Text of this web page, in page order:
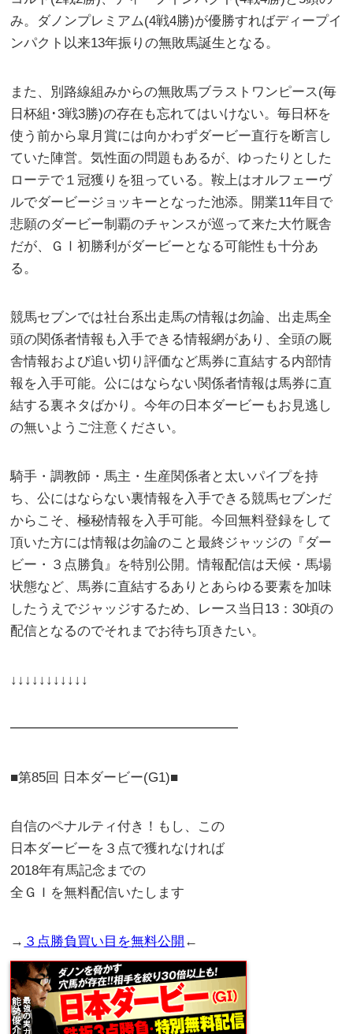
み。ダノンプレミアム(4戦4勝)が優勝すればディープイ
ンパクト以来13年振りの無敗馬誕生となる。
また、別路線組みからの無敗馬ブラストワンピース(毎
日杯組･3戦3勝)の存在も忘れてはいけない。毎日杯を
使う前から皐月賞には向かわずダービー直行を断言し
ていた陣営。気性面の問題もあるが、ゆったりとした
ローテで１冠獲りを狙っている。鞍上はオルフェーヴ
ルでダービージョッキーとなった池添。開業11年目で
悲願のダービー制覇のチャンスが巡って来た大竹厩舎
だが、ＧⅠ初勝利がダービーとなる可能性も十分あ
る。
競馬セブンでは社台系出走馬の情報は勿論、出走馬全
頭の関係者情報も入手できる情報網があり、全頭の厩
舎情報および追い切り評価など馬券に直結する内部情
報を入手可能。公にはならない関係者情報は馬券に直
結する裏ネタばかり。今年の日本ダービーもお見逃し
の無いようご注意ください。
騎手・調教師・馬主・生産関係者と太いパイプを持
ち、公にはならない裏情報を入手できる競馬セブンだ
からこそ、極秘情報を入手可能。今回無料登録をして
頂いた方には情報は勿論のこと最終ジャッジの『ダー
ビー・３点勝負』を特別公開。情報配信は天候・馬場
状態など、馬券に直結するありとあらゆる要素を加味
したうえでジャッジするため、レース当日13：30頃の
配信となるのでそれまでお待ち頂きたい。
↓↓↓↓↓↓↓↓↓↓↓
━━━━━━━━━━━━━━━━━
■第85回 日本ダービー(G1)■
自信のペナルティ付き！もし、この
日本ダービーを３点で獲れなければ
2018年有馬記念までの
全ＧＩを無料配信いたします
→ ３点勝負買い目を無料公開 ←